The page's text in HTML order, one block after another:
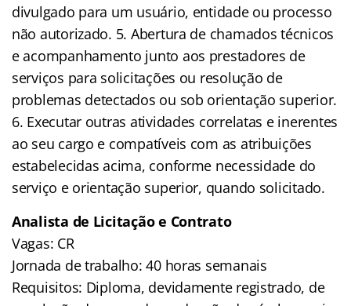
divulgado para um usuário, entidade ou processo
não autorizado. 5. Abertura de chamados técnicos
e acompanhamento junto aos prestadores de
serviços para solicitações ou resolução de
problemas detectados ou sob orientação superior.
6. Executar outras atividades correlatas e inerentes
ao seu cargo e compatíveis com as atribuições
estabelecidas acima, conforme necessidade do
serviço e orientação superior, quando solicitado.
Analista de Licitação e Contrato
Vagas: CR
Jornada de trabalho: 40 horas semanais
Requisitos: Diploma, devidamente registrado, de